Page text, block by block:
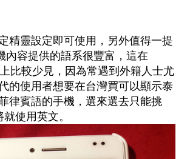
精靈設定即可使用，另外值得一提
內容提供的語系很豐富，這在
比較少見，因為常遇到外籍人士尤
的使用者想要在台灣買可以顯示泰
律賓語的手機，選來選去只能挑
使用英文。